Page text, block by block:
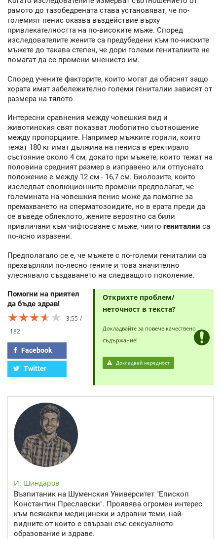
рамото до тазобедрената става установяват, че по-
големият пенис оказва въздействие върху
привлекателността на по-високите мъже. Според
изследователите жените са предубедени към по-ниските
мъжете до такава степен, че дори големи гениталиите не
помагат да се промени мнението им.
Според учените факторите, които могат да обяснят защо
хората имат забележително големи гениталии зависят от
размера на тялото.
Интересни сравнения между човешкия вид и
животинския свят показват любопитно съотношение
между пропорциите. Например мъжките горили, които
тежат 180 кг имат дължина на пениса в еректирало
състояние около 4 см, докато при мъжете, които тежат на
половина средният размер в изправено или отпуснато
положение е между 12 см - 16,7 см. Биолозите, които
изследват еволюционните промени предполагат, че
големината на човешкия пенис може да помогне за
премахването на сперматозоидите, но в ерата преди да
се въведе облеклото, жените вероятно са били
привличани към чифтосване с мъже, чиито гениталии са
по-ясно изразени.
Предполагало се е, че мъжете с по-големи гениталии са
прехвърляли по-лесно гените и това значително
улеснявало създаването на следващото поколение.
Помогни на приятел
да бъде здрав!
★★★★★
★★★★★
★★★★★
3.55
182
Facebook
Twitter
Открихте проблем/
неточност в текста?
Докладвайте за повече качествено
съдържание!
Докладвай нередност
И. Шиндаров
Възпитаник на Шуменския Университет "Епископ
Константин Преславски". Проявява огромен интерес
към всякакви медицински и здравни теми, най-
видните от които е свързан със сексуалното
образование и здраве.